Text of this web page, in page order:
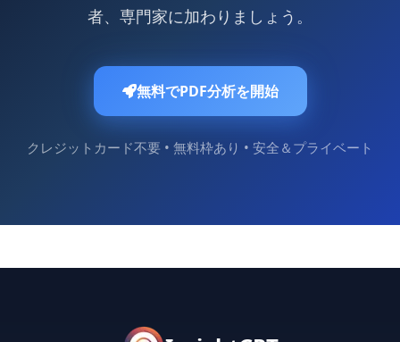
者、専門家に加わりましょう。
無料でPDF分析を開始
クレジットカード不要 • 無料枠あり • 安全＆プライベート